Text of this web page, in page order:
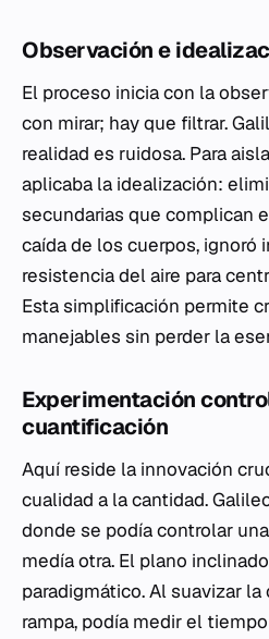
Observación e
El proceso inicia con la
con mirar; hay que filtrar.
realidad es ruidosa. Para
aplicaba la idealización:
secundarias que complican
caída de los cuerpos, ignoró
resistencia del aire para
Esta simplificación permite
manejables sin perder la
Experimentación
cuantificación
Aquí reside la innovación
cualidad a la cantidad.
donde se podía controlar
medía otra. El plano
paradigmático. Al suavizar
rampa, podía medir el